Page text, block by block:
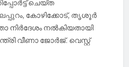
ചെയ്ത
കോഴിക്കോട്, തൃശൂര്‍
നിര്‍ദേശം നല്‍കിയതായി
വീണാ ജോര്‍ജ്. വെസ്റ്റ്